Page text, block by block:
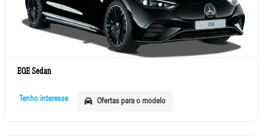
EQE Sedan
Tenho interesse Ofertas para o modelo